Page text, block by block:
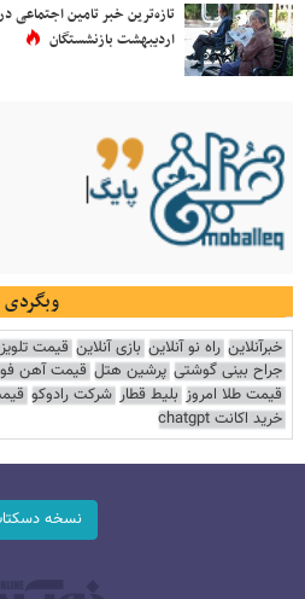
تازه‌ترین خبر تامین اجتماعی
اردیبهشت بازنشستگان
وبگردی
خبرآنلاین راه نو آنلاین بازی آنلاین قیمت
جراح بینی گوشتی پرشین هتل قیمت آهن
قیمت طلا امروز بلیط قطار شرکت رادوکو
خرید اکانت chatgpt
نسخه